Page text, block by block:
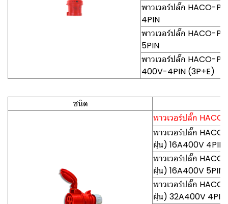
พาวเวอร์ปลั๊ก HACO-
4PIN
พาวเวอร์ปลั๊ก HACO-
5PIN
พาวเวอร์ปลั๊ก HACO-
400V-4PIN (3P+E)
ชนิด
พาวเวอร์ปลั๊ก
พาวเวอร์ปลั๊ก
ฝุ่น) 16A400V 4PIN
พาวเวอร์ปลั๊ก
ฝุ่น) 16A400V 5PIN
พาวเวอร์ปลั๊ก
ฝุ่น) 32A400V 4PIN